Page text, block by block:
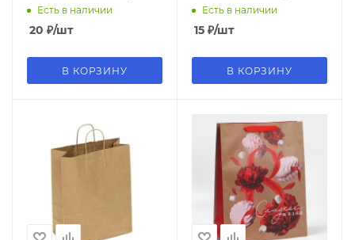
цвет Крафт (х1;250)
БУМ42135
Есть в наличии
20 ₽/шт
В КОРЗИНУ
Крафт (х1;250), БУМ58384
Есть в наличии
15 ₽/шт
В КОРЗИНУ